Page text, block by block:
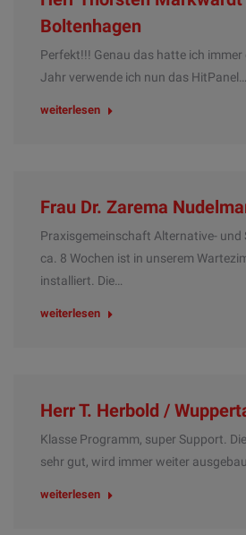
Boltenhagen
Perfekt!!! Genau das hatte ich immer
Jahr verwende ich nun das HitPanel…
weiterlesen
Frau Dr. Zarema
Praxisgemeinschaft Alternative- und
ca. 8 Wochen ist in unserem
installiert. Die…
weiterlesen
Herr T. Herbold /
Klasse Programm, super Support.
sehr gut, wird immer weiter
weiterlesen